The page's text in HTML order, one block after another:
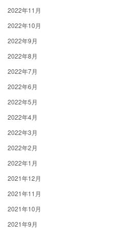
2022年11月
2022年10月
2022年9月
2022年8月
2022年7月
2022年6月
2022年5月
2022年4月
2022年3月
2022年2月
2022年1月
2021年12月
2021年11月
2021年10月
2021年9月